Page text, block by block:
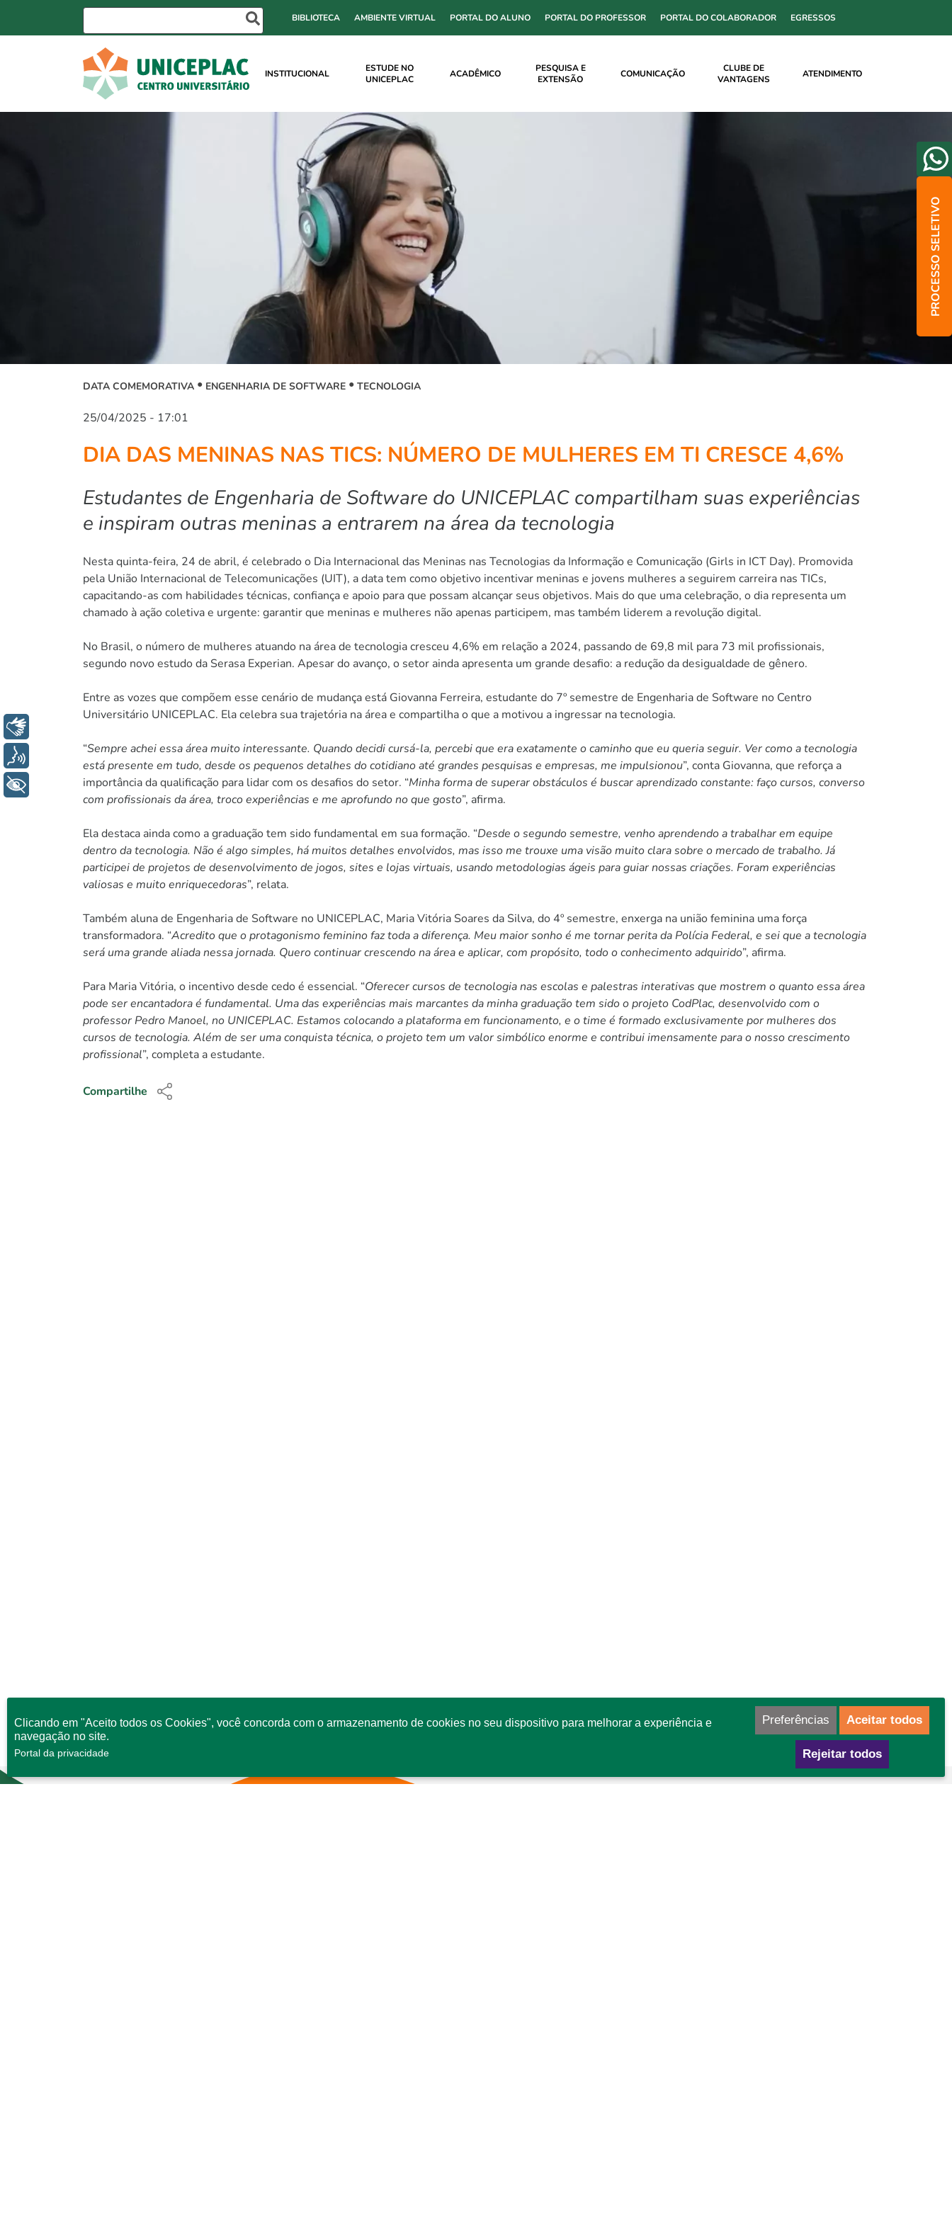
BIBLIOTECA AMBIENTE VIRTUAL PORTAL DO ALUNO PORTAL DO PROFESSOR PORTAL DO COLABORADOR EGRESSOS
INSTITUCIONAL
ESTUDE NO
UNICEPLAC
ACADÊMICO
PESQUISA E
EXTENSÃO
COMUNICAÇÃO
CLUBE DE
VANTAGENS
ATENDIMENTO
PROCESSO SELETIVO
DATA COMEMORATIVA ENGENHARIA DE SOFTWARE TECNOLOGIA
25/04/2025 - 17:01
DIA DAS MENINAS NAS TICS: NÚMERO DE MULHERES EM TI CRESCE 4,6%
Estudantes de Engenharia de Software do UNICEPLAC compartilham suas experiências
e inspiram outras meninas a entrarem na área da tecnologia
Nesta quinta-feira, 24 de abril, é celebrado o Dia Internacional das Meninas nas Tecnologias da Informação e Comunicação (Girls in ICT Day). Promovida
pela União Internacional de Telecomunicações (UIT), a data tem como objetivo incentivar meninas e jovens mulheres a seguirem carreira nas TICs,
capacitando-as com habilidades técnicas, confiança e apoio para que possam alcançar seus objetivos. Mais do que uma celebração, o dia representa um
chamado à ação coletiva e urgente: garantir que meninas e mulheres não apenas participem, mas também liderem a revolução digital.
No Brasil, o número de mulheres atuando na área de tecnologia cresceu 4,6% em relação a 2024, passando de 69,8 mil para 73 mil profissionais,
segundo novo estudo da Serasa Experian. Apesar do avanço, o setor ainda apresenta um grande desafio: a redução da desigualdade de gênero.
Entre as vozes que compõem esse cenário de mudança está Giovanna Ferreira, estudante do 7º semestre de Engenharia de Software no Centro
Universitário UNICEPLAC. Ela celebra sua trajetória na área e compartilha o que a motivou a ingressar na tecnologia.
“Sempre achei essa área muito interessante. Quando decidi cursá-la, percebi que era exatamente o caminho que eu queria seguir. Ver como a tecnologia
está presente em tudo, desde os pequenos detalhes do cotidiano até grandes pesquisas e empresas, me impulsionou”, conta Giovanna, que reforça a
importância da qualificação para lidar com os desafios do setor. “Minha forma de superar obstáculos é buscar aprendizado constante: faço cursos, converso
com profissionais da área, troco experiências e me aprofundo no que gosto”, afirma.
Ela destaca ainda como a graduação tem sido fundamental em sua formação. “Desde o segundo semestre, venho aprendendo a trabalhar em equipe
dentro da tecnologia. Não é algo simples, há muitos detalhes envolvidos, mas isso me trouxe uma visão muito clara sobre o mercado de trabalho. Já
participei de projetos de desenvolvimento de jogos, sites e lojas virtuais, usando metodologias ágeis para guiar nossas criações. Foram experiências
valiosas e muito enriquecedoras”, relata.
Também aluna de Engenharia de Software no UNICEPLAC, Maria Vitória Soares da Silva, do 4º semestre, enxerga na união feminina uma força
transformadora. “Acredito que o protagonismo feminino faz toda a diferença. Meu maior sonho é me tornar perita da Polícia Federal, e sei que a tecnologia
será uma grande aliada nessa jornada. Quero continuar crescendo na área e aplicar, com propósito, todo o conhecimento adquirido”, afirma.
Para Maria Vitória, o incentivo desde cedo é essencial. “Oferecer cursos de tecnologia nas escolas e palestras interativas que mostrem o quanto essa área
pode ser encantadora é fundamental. Uma das experiências mais marcantes da minha graduação tem sido o projeto CodPlac, desenvolvido com o
professor Pedro Manoel, no UNICEPLAC. Estamos colocando a plataforma em funcionamento, e o time é formado exclusivamente por mulheres dos
cursos de tecnologia. Além de ser uma conquista técnica, o projeto tem um valor simbólico enorme e contribui imensamente para o nosso crescimento
profissional”, completa a estudante.
Compartilhe
Clicando em "Aceito todos os Cookies", você concorda com o armazenamento de cookies no seu dispositivo para melhorar a experiência e
navegação no site.
Portal da privacidade
Preferências Aceitar todos
Rejeitar todos
+ Acessibilidade